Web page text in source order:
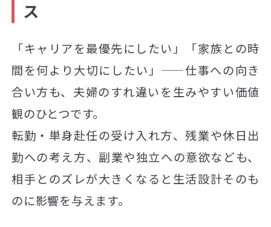
ス
「キャリアを最優先にしたい」「家族との時
間を何より大切にしたい」——仕事への向き
合い方も、夫婦のすれ違いを生みやすい価値
観のひとつです。
転勤・単身赴任の受け入れ方、残業や休日出
勤への考え方、副業や独立への意欲なども、
相手とのズレが大きくなると生活設計そのも
のに影響を与えます。